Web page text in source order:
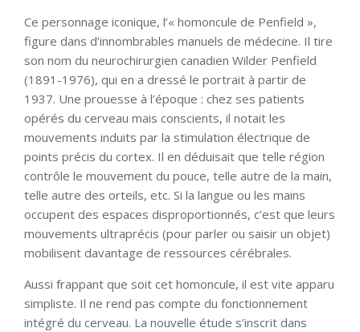
Ce personnage iconique, l’« homoncule de Penfield »,
figure dans d’innombrables manuels de médecine. Il tire
son nom du neurochirurgien canadien Wilder Penfield
(1891-1976), qui en a dressé le portrait à partir de
1937. Une prouesse à l’époque : chez ses patients
opérés du cerveau mais conscients, il notait les
mouvements induits par la stimulation électrique de
points précis du cortex. Il en déduisait que telle région
contrôle le mouvement du pouce, telle autre de la main,
telle autre des orteils, etc. Si la langue ou les mains
occupent des espaces disproportionnés, c’est que leurs
mouvements ultraprécis (pour parler ou saisir un objet)
mobilisent davantage de ressources cérébrales.
Aussi frappant que soit cet homoncule, il est vite apparu
simpliste. Il ne rend pas compte du fonctionnement
intégré du cerveau. La nouvelle étude s’inscrit dans